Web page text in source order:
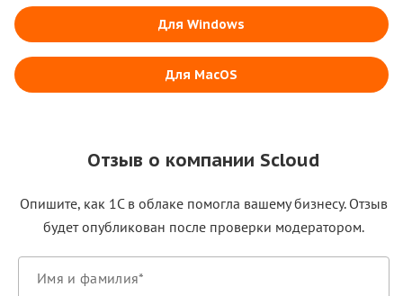
Для Windows
Для MacOS
Отзыв о компании Scloud
Опишите, как 1С в облаке помогла вашему бизнесу. Отзыв
будет опубликован после проверки модератором.